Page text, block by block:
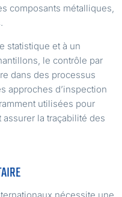
composants métalliques,
statistique et à un
le contrôle par
dans des processus
approches d’inspection
utilisées pour
la traçabilité des
nécessite une